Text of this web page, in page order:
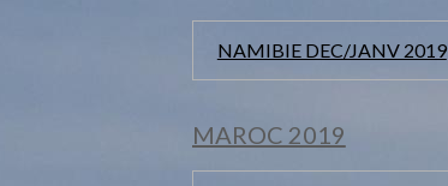
NAMIBIE DEC/JANV 2019
MAROC 2019